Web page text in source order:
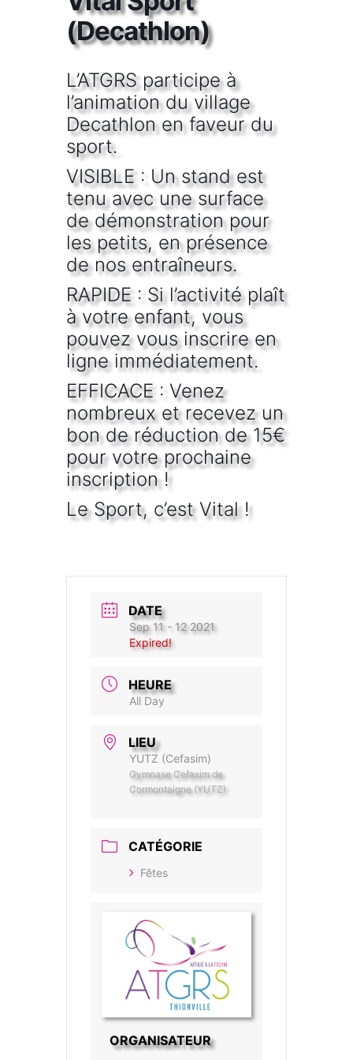
(Decathlon)
L’ATGRS participe à
l’animation du village
Decathlon en faveur du
sport.
VISIBLE : Un stand est
tenu avec une surface
de démonstration pour
les petits, en présence
de nos entraîneurs.
RAPIDE : Si l’activité plaît
à votre enfant, vous
pouvez vous inscrire en
ligne immédiatement.
EFFICACE : Venez
nombreux et recevez un
bon de réduction de 15€
pour votre prochaine
inscription !
Le Sport, c’est Vital !
DATE
Sep 11 - 12 2021
Expired!
HEURE
All Day
LIEU
YUTZ (Cefasim)
Gymnase Cefasim de
Cormontaigne (YUTZ)
CATÉGORIE
Fêtes
ORGANISATEUR